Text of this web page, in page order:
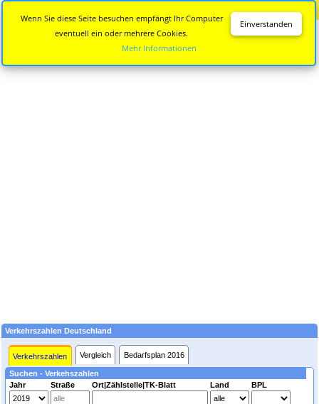
Verkehrszahlen Deutschland
Verkehrszahlen Vergleich Bedarfsplan 2016
Suchen - Verkehszahlen
Jahr
Straße Ort|Zählstelle|TK-Blatt Land BPL
Einverstanden
Wenn Sie diese Seite besuchen empfängt Ihr Computer
eventuell ein oder mehrere Cookies.
Mehr Informationen